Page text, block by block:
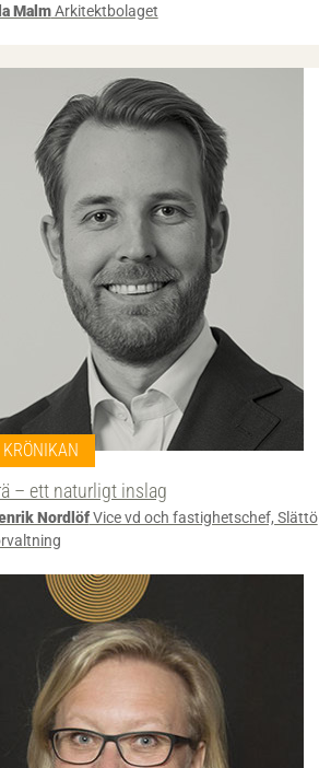
MalmArkitektbolaget
KRÖNIKAN
– ett naturligt inslag
NordlöfVice vd och fastighetschef, Slättö